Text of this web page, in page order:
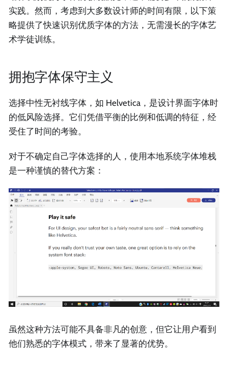
实践。然而，考虑到大多数设计师的时间有限，以下策
略提供了快速识别优质字体的方法，无需漫长的字体艺
术学徒训练。
拥抱字体保守主义
选择中性无衬线字体，如 Helvetica，是设计界面字体时
的低风险选择。它们凭借平衡的比例和低调的特征，经
受住了时间的考验。
对于不确定自己字体选择的人，使用本地系统字体堆栈
是一种谨慎的替代方案：
虽然这种方法可能不具备非凡的创意，但它让用户看到
他们熟悉的字体模式，带来了显著的优势。